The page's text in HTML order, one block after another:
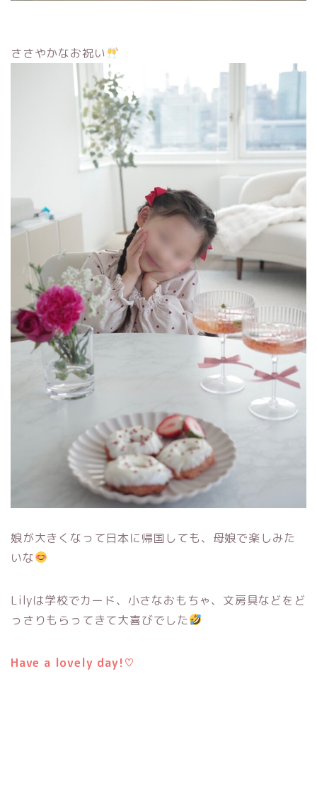
ささやかなお祝い
娘が大きくなって日本に帰国しても、母娘で楽しみた
いな
Lilyは学校でカード、小さなおもちゃ、文房具などをど
っさりもらってきて大喜びでした
Have a lovely day!♡